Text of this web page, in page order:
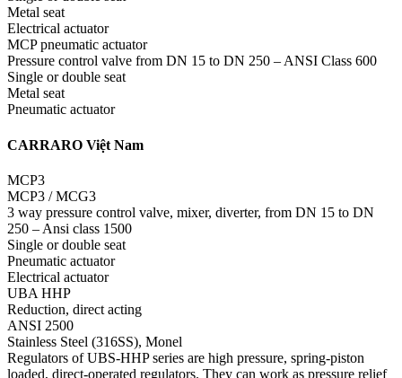
Metal seat
Electrical actuator
MCP pneumatic actuator
Pressure control valve from DN 15 to DN 250 – ANSI Class 600
Single or double seat
Metal seat
Pneumatic actuator
CARRARO Việt Nam
MCP3
MCP3 / MCG3
3 way pressure control valve, mixer, diverter, from DN 15 to DN
250 – Ansi class 1500
Single or double seat
Pneumatic actuator
Electrical actuator
UBA HHP
Reduction, direct acting
ANSI 2500
Stainless Steel (316SS), Monel
Regulators of UBS-HHP series are high pressure, spring-piston
loaded, direct-operated regulators. They can work as pressure relief